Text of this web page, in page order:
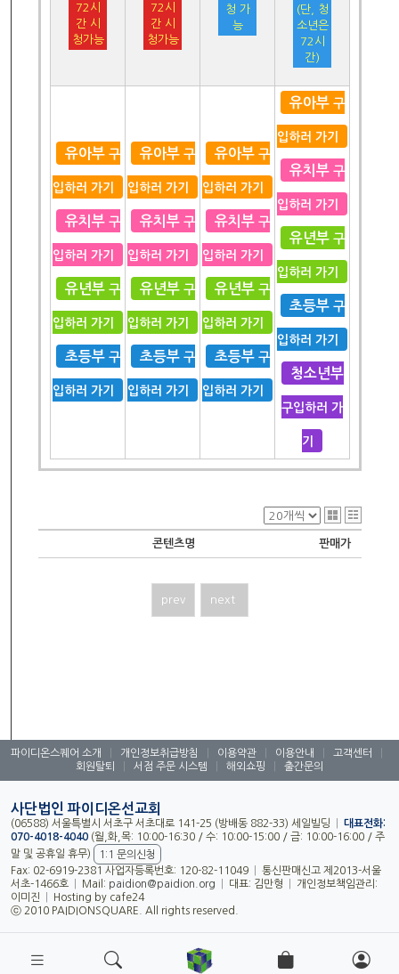
72시
간 시
청가능
72시
간 시
청가능
청 가
능
(단, 청
소년은
72시
간)
유아부구
입하러 가기
유치부구
입하러 가기
유년부구
입하러 가기
초등부구
입하러 가기
유아부구
입하러 가기
유치부구
입하러 가기
유년부구
입하러 가기
초등부구
입하러 가기
유아부구
입하러 가기
유치부구
입하러 가기
유년부구
입하러 가기
초등부구
입하러 가기
유아부구
입하러 가기
유치부구
입하러 가기
유년부구
입하러 가기
초등부구
입하러 가기
청소년부
구입하러 가
기
콘텐츠명 판매가
prev next
파이디온스퀘어 소개 개인정보취급방침 이용약관 이용안내 고객센터
회원탈퇴
서점 주문 시스템 해외쇼핑 출간문의
사단법인 파이디온선교회
(06588) 서울특별시 서초구 서초대로 141-25 (방배동 882-33) 세일빌딩
대표전화:
070-4018-4040 (월,화,목: 10:00-16:30 / 수: 10:00-15:00 / 금: 10:00-16:00 / 주
말 및 공휴일 휴무)
1:1 문의신청
Fax: 02-6919-2381 사업자등록번호: 120-82-11049
통신판매신고 제2013-서울
서초-1466호
Mail: paidion@paidion.org 대표: 김만형
개인정보책임관리:
이미진
Hosting by cafe24
ⓒ 2010 PAIDIONSQUARE. All rights reserved.